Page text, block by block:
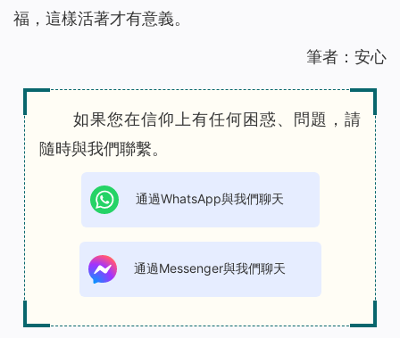
福，這樣活著才有意義。
筆者：安心
如果您在信仰上有任何困惑、問題，請
隨時與我們聯繫。
通過WhatsApp與我們聊天
通過Messenger與我們聊天